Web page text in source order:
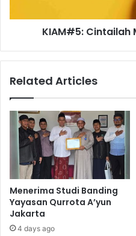
KIAM#5: Cintailah
Related Articles
Menerima Studi Banding
Yayasan Qurrota A’yun
Jakarta
4 days ago